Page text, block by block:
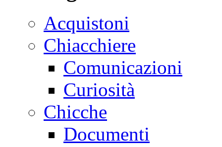
Acquistoni
Chiacchiere
Comunicazioni
Curiosità
Chicche
Documenti